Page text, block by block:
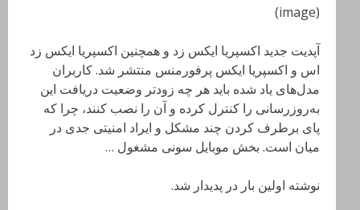
(image)
آپدیت جدید اکسپریا ایکس زد و همچنین اکسپریا ایکس زد
اس و اکسپریا ایکس پرفورمنس منتشر شد. کاربران
مدل‌های یاد شده باید هر چه زودتر وضعیت دریافت این‌
به‌روزرسانی را کنترل کرده و آن را نصب کنند، چرا که
پای برطرف کردن چند مشکل و ایراد امنیتی جدی در
میان است. بخش موبایل سونی مشغول …
نوشته اولین بار در پدیدار شد.